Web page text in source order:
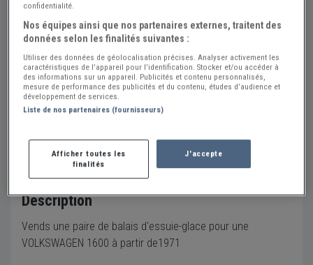
30 €
Thomas Yann PRO
Moselle (57) - WOIPPY (57140) Voir sur la carte
Voir le téléphone
Envoyer un email
Description
Vends une paire de balais d'essuie-glace pour une
VOLKSWAGEN 1600 à partir de1971
confidentialité.
Nos équipes ainsi que nos partenaires externes, traitent des
données selon les finalités suivantes :
Utiliser des données de géolocalisation précises. Analyser activement les
caractéristiques de l’appareil pour l’identification. Stocker et/ou accéder à
des informations sur un appareil. Publicités et contenu personnalisés,
mesure de performance des publicités et du contenu, études d’audience et
développement de services.
Liste de nos partenaires (fournisseurs)
Afficher toutes les
finalités
J'accepte